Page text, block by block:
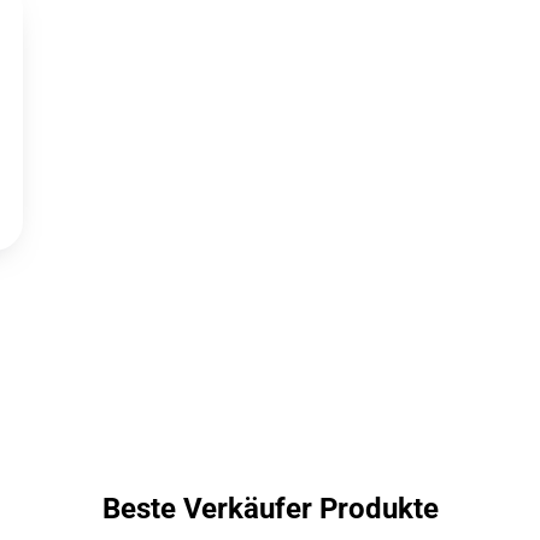
Beste Verkäufer Produkte